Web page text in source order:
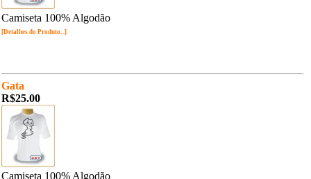
Camiseta 100% Algodão
[Detalhes do Produto...]
Gata
R$25.00
Camiseta 100% Algodão